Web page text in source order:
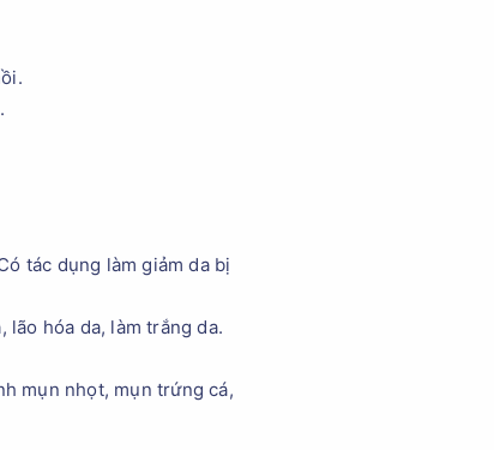
tác dụng làm giảm da bị
hóa da, làm trắng da.
mụn nhọt, mụn trứng cá,